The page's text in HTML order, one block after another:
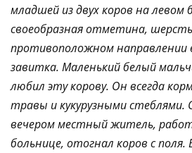
младшей из двух коров на левом
своеобразная отметина,
противоположном направлении
завитка. Маленький белый
любил эту корову. Он всегда
травы и кукурузными
вечером местный житель,
больнице, отогнал коров с поля.